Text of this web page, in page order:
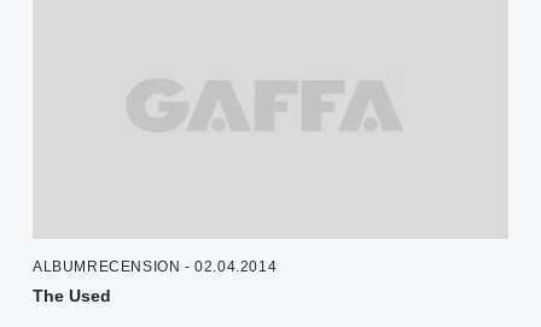
ALBUMRECENSION - 02.04.2014
The Used